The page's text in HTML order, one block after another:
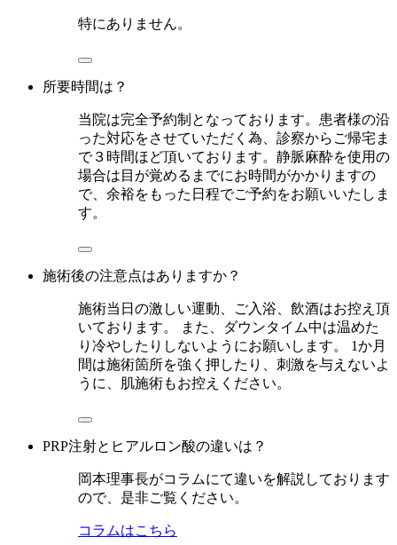
特にありません。
所要時間は？
当院は完全予約制となっております。患者様の沿
った対応をさせていただく為、診察からご帰宅ま
で３時間ほど頂いております。静脈麻酔を使用の
場合は目が覚めるまでにお時間がかかりますの
で、余裕をもった日程でご予約をお願いいたしま
す。
施術後の注意点はありますか？
施術当日の激しい運動、ご入浴、飲酒はお控え頂
いております。 また、ダウンタイム中は温めた
り冷やしたりしないようにお願いします。 1か月
間は施術箇所を強く押したり、刺激を与えないよ
うに、肌施術もお控えください。
PRP注射とヒアルロン酸の違いは？
岡本理事長がコラムにて違いを解説しております
ので、是非ご覧ください。
コラムはこちら